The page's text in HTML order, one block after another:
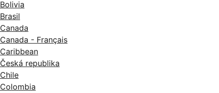
Bolivia
Brasil
Canada
Canada - Français
Caribbean
Česká republika
Chile
Colombia